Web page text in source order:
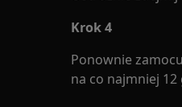
Krok 4
Ponownie
na co najmniej